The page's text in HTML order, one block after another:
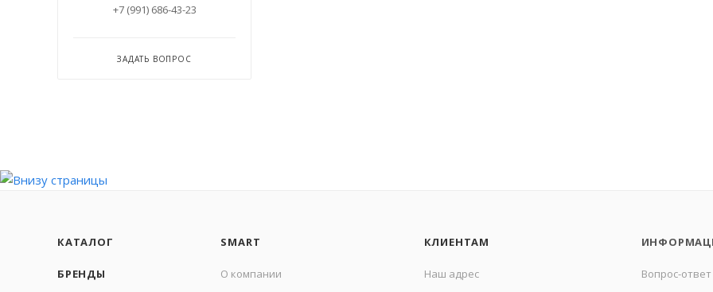
+7 (991) 686-43-23
ЗАДАТЬ ВОПРОС
КАТАЛОГ
БРЕНДЫ
SMART
О компании
КЛИЕНТАМ
Наш адрес
Вопрос-ответ